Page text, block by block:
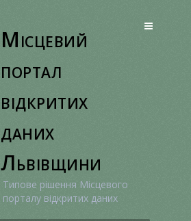
Місцевий
портал
відкритих
даних
Львівщини
Типове рішення Місцевого
порталу відкритих даних